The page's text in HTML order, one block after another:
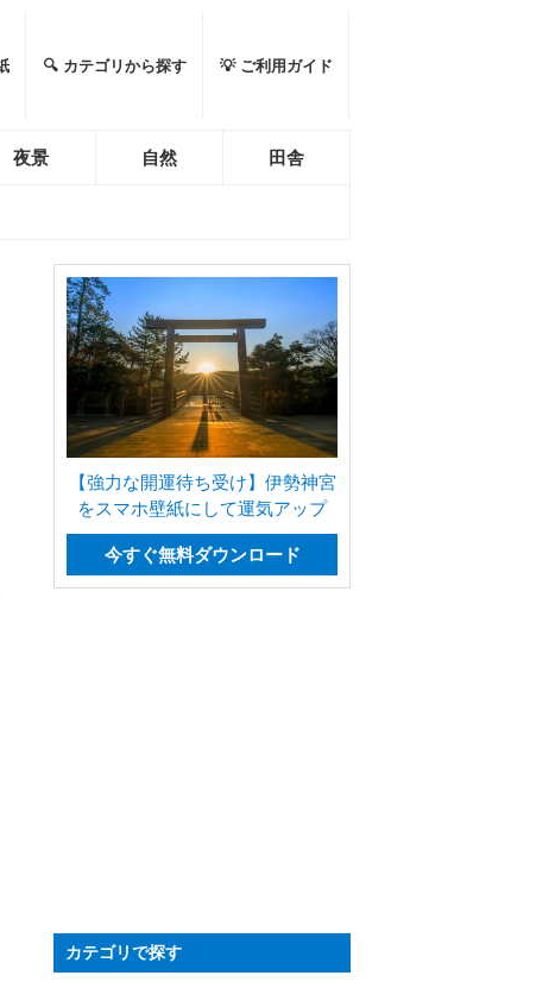
🔍 カテゴリから探す 💡 ご利用ガイド
夜景 自然 田舎
【強力な開運待ち受け】伊勢神宮
をスマホ壁紙にして運気アップ
今すぐ無料ダウンロード
カテゴリで探す